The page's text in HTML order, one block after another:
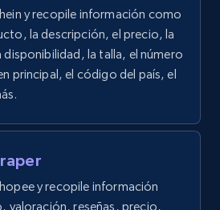
y recopile información como
la descripción, el precio, la
la talla, el número
principal, el código del país, el
y recopile información
valoración, reseñas, precio,